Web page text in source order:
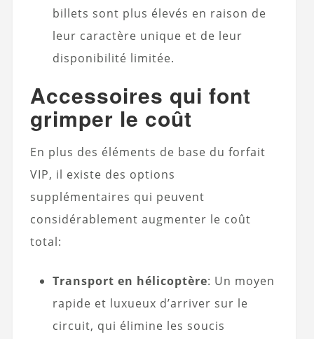
billets sont plus élevés en raison de
leur caractère unique et de leur
disponibilité limitée.
Accessoires qui font
grimper le coût
En plus des éléments de base du forfait
VIP, il existe des options
supplémentaires qui peuvent
considérablement augmenter le coût
total:
Transport en hélicoptère: Un moyen
rapide et luxueux d’arriver sur le
circuit, qui élimine les soucis